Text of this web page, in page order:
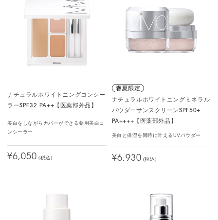
ナチュラルホワイトニングコンシー
ラーSPF32 PA++【医薬部外品】
美白をしながらカバーができる薬用美白コ
ンシーラー
¥6,050 (税込)
ナチュラルホワイトニングミネラル
パウダーサンスクリーンSPF50+
PA++++【医薬部外品】
美白と保湿を同時に叶えるUVパウダー
¥6,930 (税込)